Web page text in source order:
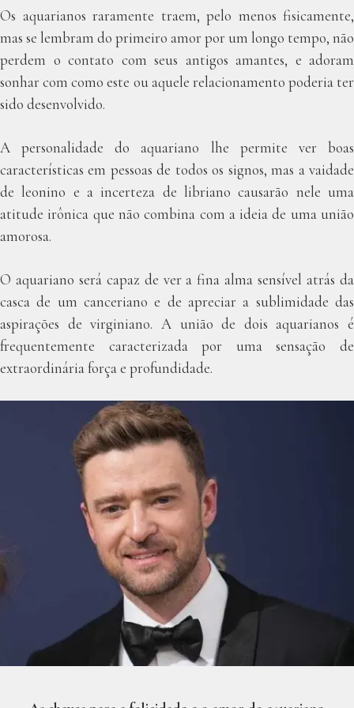
Os aquarianos raramente traem, pelo menos fisicamente,
mas se lembram do primeiro amor por um longo tempo, não
perdem o contato com seus antigos amantes, e adoram
sonhar com como este ou aquele relacionamento poderia ter
sido desenvolvido.
A personalidade do aquariano lhe permite ver boas
características em pessoas de todos os signos, mas a vaidade
de leonino e a incerteza de libriano causarão nele uma
atitude irônica que não combina com a ideia de uma união
amorosa.
O aquariano será capaz de ver a fina alma sensível atrás da
casca de um canceriano e de apreciar a sublimidade das
aspirações de virginiano. A união de dois aquarianos é
frequentemente caracterizada por uma sensação de
extraordinária força e profundidade.